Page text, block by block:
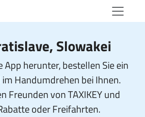
Slowakei
App herunter, bestellen Sie ein
Handumdrehen bei Ihnen.
Freunden von TAXIKEY und
oder Freifahrten.